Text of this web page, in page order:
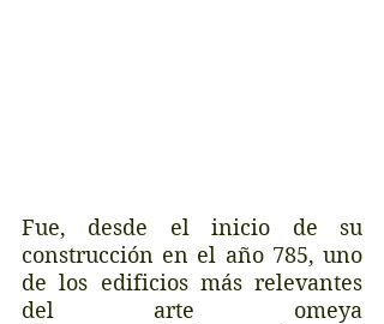
Fue, desde el inicio de su
construcción en el año 785, uno
de los edificios más relevantes
del arte omeya